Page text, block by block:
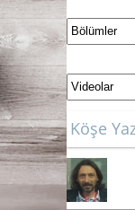
Köşe